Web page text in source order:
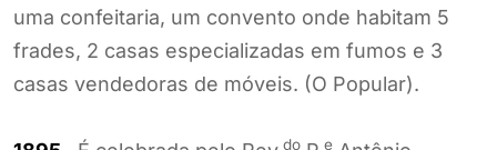
uma confeitaria, um convento onde habitam 5
frades, 2 casas especializadas em fumos e 3
casas vendedoras de móveis. (O Popular).
do e